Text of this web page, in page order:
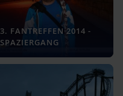
3. FANTREFFEN 2014 -
SPAZIERGANG